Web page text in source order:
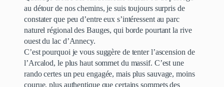
au détour de nos chemins, je suis toujours surpris de
constater que peu d’entre eux s’intéressent au parc
naturel régional des Bauges, qui borde pourtant la rive
ouest du lac d’Annecy.
C’est pourquoi je vous suggère de tenter l’ascension de
l’Arcalod, le plus haut sommet du massif. C’est une
rando certes un peu engagée, mais plus sauvage, moins
courue, plus authentique que certains sommets des